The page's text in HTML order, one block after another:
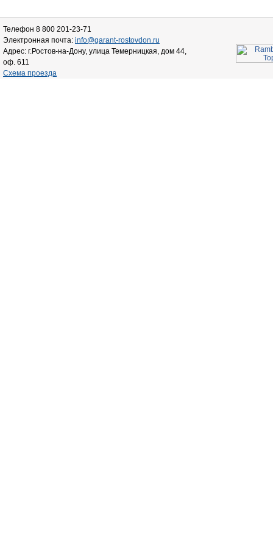
Телефон 8 800 201-23-71
Электронная почта: info@garant-rostovdon.ru
Адрес: г.Ростов-на-Дону, улица Темерницкая, дом 44,
оф. 611
Схема проезда